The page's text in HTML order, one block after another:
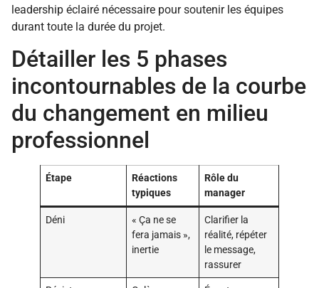
leadership éclairé nécessaire pour soutenir les équipes
durant toute la durée du projet.
Détailler les 5 phases
incontournables de la courbe
du changement en milieu
professionnel
Étape
Réactions
typiques
Rôle du
manager
Déni
« Ça ne se
fera jamais »,
inertie
Clarifier la
réalité, répéter
le message,
rassurer